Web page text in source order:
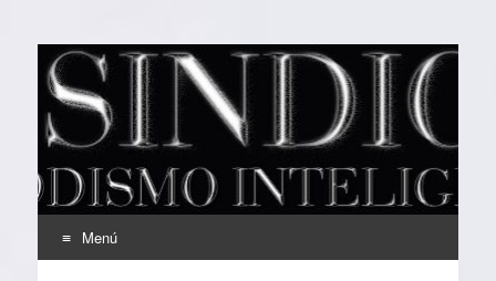
EL SINDICAL
Periodismo Inteligente
Menú